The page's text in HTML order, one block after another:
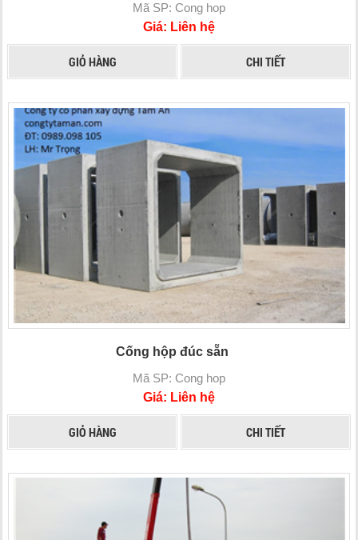
Mã SP: Cong hop
Giá: Liên hệ
GIỎ HÀNG CHI TIẾT
Cống hộp đúc sẵn
Mã SP: Cong hop
Giá: Liên hệ
GIỎ HÀNG CHI TIẾT